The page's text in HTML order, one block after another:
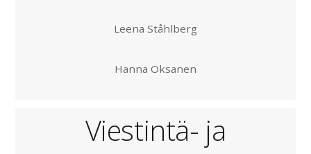
Leena Ståhlberg
Hanna Oksanen
Viestintä- ja